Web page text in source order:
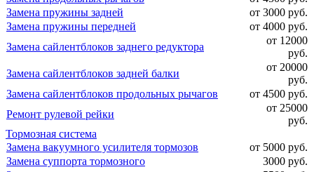
Замена пружины задней
от 3000 руб.
Замена пружины передней
от 4000 руб.
Замена сайлентблоков заднего редуктора
от 12000
руб.
Замена сайлентблоков задней балки
от 20000
руб.
Замена сайлентблоков продольных рычагов
от 4500 руб.
Ремонт рулевой рейки
от 25000
руб.
Тормозная система
Замена вакуумного усилителя тормозов
от 5000 руб.
Замена суппорта тормозного
3000 руб.